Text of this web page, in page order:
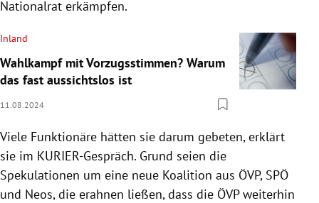
Nationalrat erkämpfen.
Inland
Wahlkampf mit Vorzugsstimmen? Warum
das fast aussichtslos ist
11.08.2024
Viele Funktionäre hätten sie darum gebeten, erklärt
sie im KURIER-Gespräch. Grund seien die
Spekulationen um eine neue Koalition aus ÖVP, SPÖ
und Neos, die erahnen ließen, dass die ÖVP weiterhin